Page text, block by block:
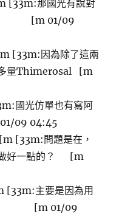
[33m:那國光有說對
？ [m 01/09
[33m:因為除了這兩
多量Thimerosal [m
國光仿單也有寫阿
[33m:問題是在，
做好一點的？ [m
主要是因為用
打 [m 01/09